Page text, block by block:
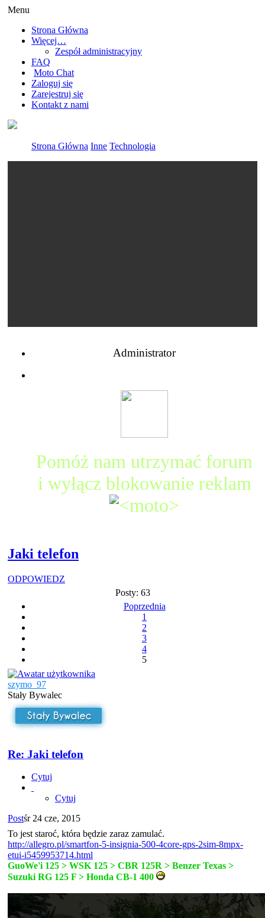
Menu
Strona Główna
Więcej…
Zespół administracyjny
FAQ
Moto Chat
Zaloguj się
Zarejestruj się
Kontakt z nami
Strona Główna Inne Technologia
Administrator
Pomóż nam utrzymać forum
i wyłącz blokowanie reklam
Jaki telefon
ODPOWIEDZ
Posty: 63
Poprzednia
1
2
3
4
5
szymo_97
Stały Bywalec
Re: Jaki telefon
Cytuj
Cytuj
Postśr 24 cze, 2015
To jest staroć, która będzie zaraz zamulać.
http://allegro.pl/smartfon-5-insignia-500-4core-gps-2sim-8mpx-
etui-i5459953714.html
GuoWe'i 125 > WSK 125 > CBR 125R > Benzer Texas >
Suzuki RG 125 F > Honda CB-1 400